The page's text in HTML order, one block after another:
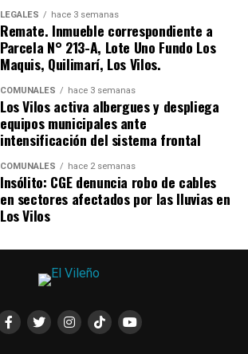
LEGALES hace 3 semanas
Remate. Inmueble correspondiente a
Parcela N° 213-A, Lote Uno Fundo Los
Maquis, Quilimarí, Los Vilos.
COMUNALES hace 3 semanas
Los Vilos activa albergues y despliega
equipos municipales ante
intensificación del sistema frontal
COMUNALES hace 2 semanas
Insólito: CGE denuncia robo de cables
en sectores afectados por las lluvias en
Los Vilos